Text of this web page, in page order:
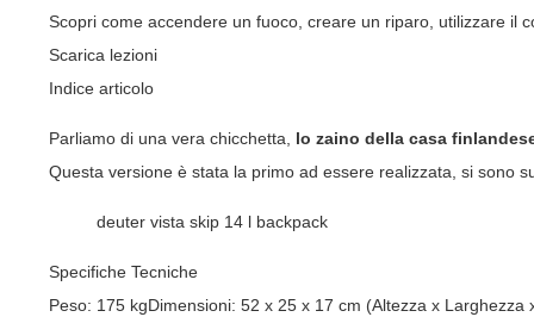
Scopri come accendere un fuoco, creare un riparo, utilizzare il
Scarica lezioni
Indice articolo
Parliamo di una vera chicchetta, lo zaino della casa
Questa versione è stata la primo ad essere realizzata, si sono
deuter vista skip 14 l backpack
Specifiche Tecniche
Peso: 175 kgDimensioni: 52 x 25 x 17 cm (Altezza x